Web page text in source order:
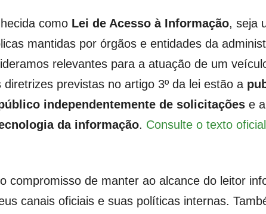
como Lei de Acesso à Informação, seja
mantidas por órgãos e entidades da
relevantes para a atuação de um
previstas no artigo 3º da lei estão a
independentemente de solicitações e a
da informação. Consulte o texto
compromisso de manter ao alcance do leitor
canais oficiais e suas políticas internas.